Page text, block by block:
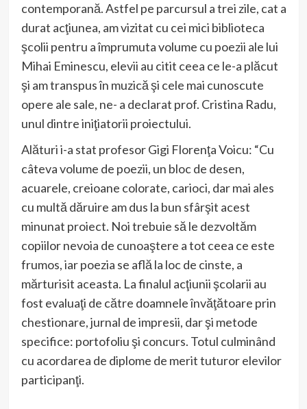
contemporană. Astfel pe parcursul a trei zile, cat a
durat acţiunea, am vizitat cu cei mici biblioteca
şcolii pentru a împrumuta volume cu poezii ale lui
Mihai Eminescu, elevii au citit ceea ce le-a plăcut
şi am transpus în muzică şi cele mai cunoscute
opere ale sale, ne- a declarat prof. Cristina Radu,
unul dintre iniţiatorii proiectului.
Alături i-a stat profesor Gigi Florenţa Voicu: “Cu
câteva volume de poezii, un bloc de desen,
acuarele, creioane colorate, carioci, dar mai ales
cu multă dăruire am dus la bun sfârşit acest
minunat proiect. Noi trebuie să le dezvoltăm
copiilor nevoia de cunoaştere a tot ceea ce este
frumos, iar poezia se află la loc de cinste, a
mărturisit aceasta. La finalul acţiunii şcolarii au
fost evaluaţi de către doamnele învăţătoare prin
chestionare, jurnal de impresii, dar şi metode
specifice: portofoliu şi concurs. Totul culminând
cu acordarea de diplome de merit tuturor elevilor
participanţi.